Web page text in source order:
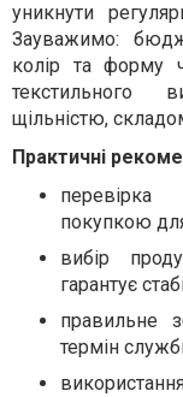
уникнути
Зауважимо:
колір та форму
текстильного
щільністю,
Практичні
перевірка
покупкою
вибір
гарантує
правильне
термін